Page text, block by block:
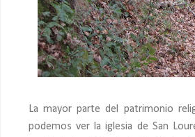
La mayor parte del patrimonio
podemos ver la iglesia de San